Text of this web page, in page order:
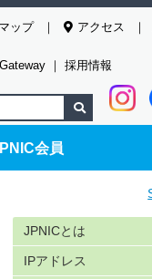
ップ アクセス
｜ 採用情報
会員
JPNICとは
IPアドレス